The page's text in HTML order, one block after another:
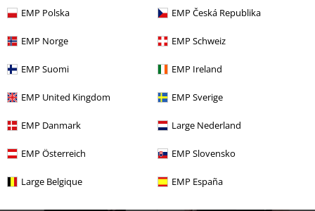
EMP Polska EMP Česká Republika
EMP Norge EMP Schweiz
EMP Suomi EMP Ireland
EMP United Kingdom EMP Sverige
EMP Danmark Large Nederland
EMP Österreich EMP Slovensko
Large Belgique EMP España
€ 68,99
Maxi-jurk
€ 62,99
Gebreide trui